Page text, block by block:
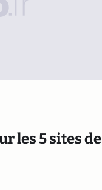
les 5 sites de